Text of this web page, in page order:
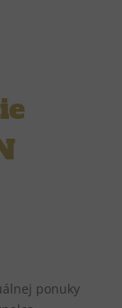
ponuky